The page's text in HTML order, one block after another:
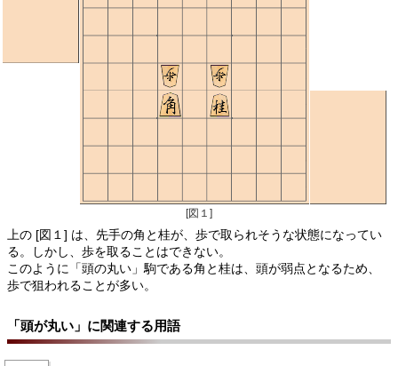
[図１]
上の [図１] は、先手の角と桂が、歩で取られそうな状態になってい
る。しかし、歩を取ることはできない。
このように「頭の丸い」駒である角と桂は、頭が弱点となるため、
歩で狙われることが多い。
「頭が丸い」に関連する用語